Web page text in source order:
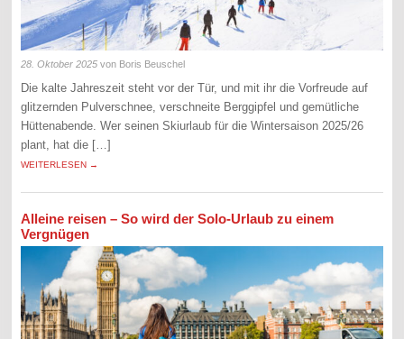
28. Oktober 2025 von Boris Beuschel
Die kalte Jahreszeit steht vor der Tür, und mit ihr die Vorfreude auf
glitzernden Pulverschnee, verschneite Berggipfel und gemütliche
Hüttenabende. Wer seinen Skiurlaub für die Wintersaison 2025/26
plant, hat die […]
WEITERLESEN →
Alleine reisen – So wird der Solo-Urlaub zu einem
Vergnügen